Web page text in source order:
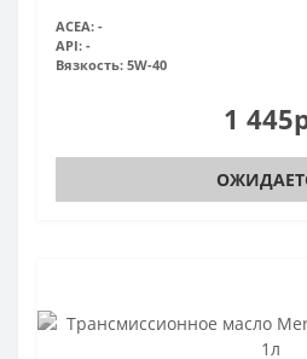
ACEA: -
API: -
Вязкость: 5W-40
1